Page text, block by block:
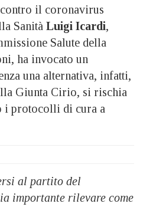
contro il coronavirus
Sanità Luigi Icardi,
Salute della
ha invocato un
una alternativa, infatti,
Giunta Cirio, si rischia
i protocolli di cura a
al partito del
importante rilevare come